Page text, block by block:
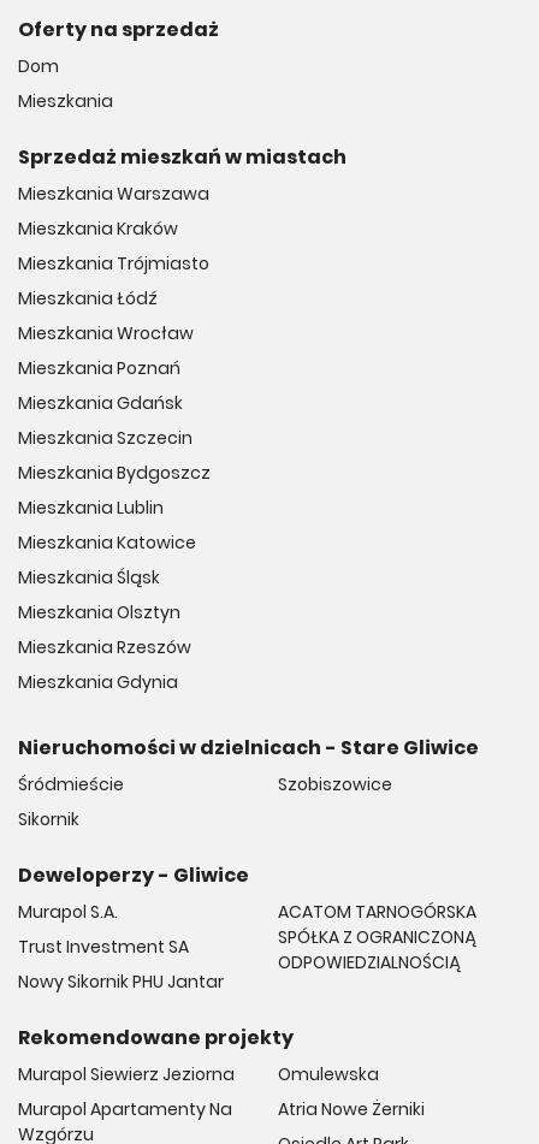
Oferty na sprzedaż
Dom
Mieszkania
Sprzedaż mieszkań w miastach
Mieszkania Warszawa
Mieszkania Kraków
Mieszkania Trójmiasto
Mieszkania Łódź
Mieszkania Wrocław
Mieszkania Poznań
Mieszkania Gdańsk
Mieszkania Szczecin
Mieszkania Bydgoszcz
Mieszkania Lublin
Mieszkania Katowice
Mieszkania Śląsk
Mieszkania Olsztyn
Mieszkania Rzeszów
Mieszkania Gdynia
Nieruchomości w dzielnicach - Stare Gliwice
Śródmieście
Sikornik
Szobiszowice
Deweloperzy - Gliwice
Murapol S.A.
Trust Investment SA
Nowy Sikornik PHU Jantar
ACATOM TARNOGÓRSKA
SPÓŁKA Z OGRANICZONĄ
ODPOWIEDZIALNOŚCIĄ
Rekomendowane projekty
Murapol Siewierz Jeziorna
Murapol Apartamenty Na
Wzgórzu
Omulewska
Atria Nowe Żerniki